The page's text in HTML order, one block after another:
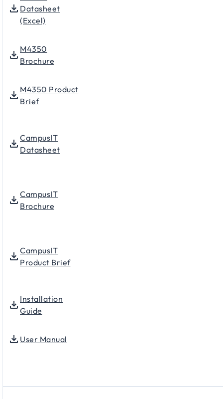
Datasheet
(Excel)
M4350
Brochure
M4350 Product
Brief
CampusIT
Datasheet
CampusIT
Brochure
CampusIT
Product Brief
Installation
Guide
User Manual